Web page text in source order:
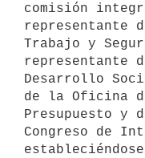
comisión
representante
Trabajo y
representante
Desarrollo
de la Oficina
Presupuesto y
Congreso de